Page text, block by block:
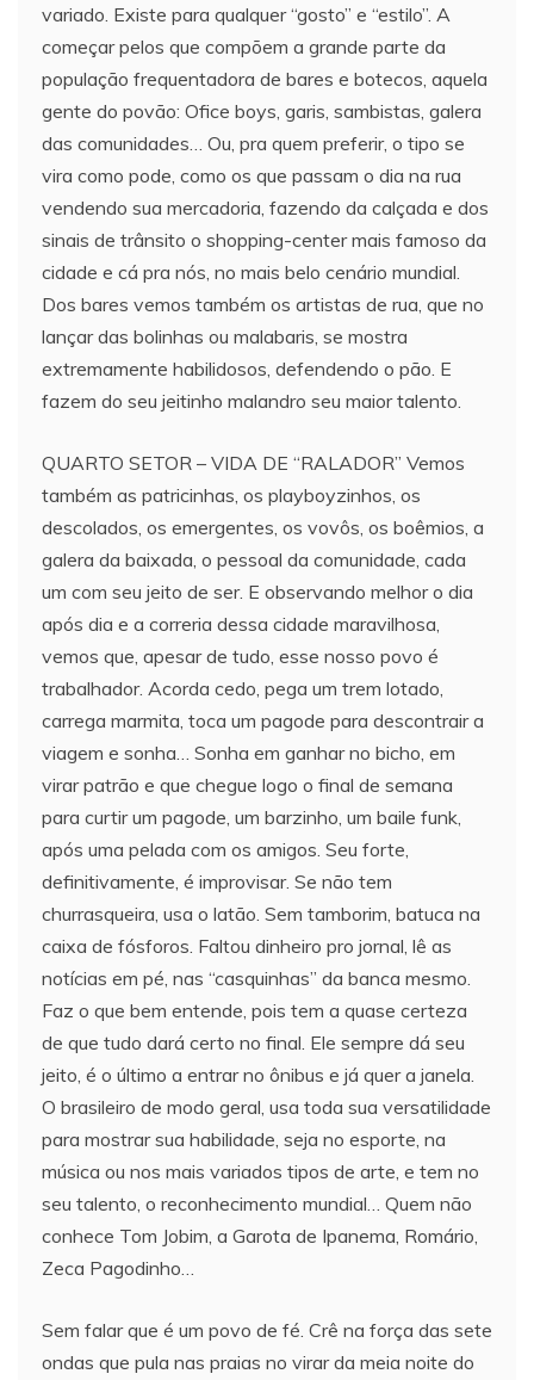
variado. Existe para qualquer “gosto” e “estilo”. A
começar pelos que compõem a grande parte da
população frequentadora de bares e botecos, aquela
gente do povão: Ofice boys, garis, sambistas, galera
das comunidades… Ou, pra quem preferir, o tipo se
vira como pode, como os que passam o dia na rua
vendendo sua mercadoria, fazendo da calçada e dos
sinais de trânsito o shopping-center mais famoso da
cidade e cá pra nós, no mais belo cenário mundial.
Dos bares vemos também os artistas de rua, que no
lançar das bolinhas ou malabaris, se mostra
extremamente habilidosos, defendendo o pão. E
fazem do seu jeitinho malandro seu maior talento.
QUARTO SETOR – VIDA DE “RALADOR” Vemos
também as patricinhas, os playboyzinhos, os
descolados, os emergentes, os vovôs, os boêmios, a
galera da baixada, o pessoal da comunidade, cada
um com seu jeito de ser. E observando melhor o dia
após dia e a correria dessa cidade maravilhosa,
vemos que, apesar de tudo, esse nosso povo é
trabalhador. Acorda cedo, pega um trem lotado,
carrega marmita, toca um pagode para descontrair a
viagem e sonha… Sonha em ganhar no bicho, em
virar patrão e que chegue logo o final de semana
para curtir um pagode, um barzinho, um baile funk,
após uma pelada com os amigos. Seu forte,
definitivamente, é improvisar. Se não tem
churrasqueira, usa o latão. Sem tamborim, batuca na
caixa de fósforos. Faltou dinheiro pro jornal, lê as
notícias em pé, nas “casquinhas” da banca mesmo.
Faz o que bem entende, pois tem a quase certeza
de que tudo dará certo no final. Ele sempre dá seu
jeito, é o último a entrar no ônibus e já quer a janela.
O brasileiro de modo geral, usa toda sua versatilidade
para mostrar sua habilidade, seja no esporte, na
música ou nos mais variados tipos de arte, e tem no
seu talento, o reconhecimento mundial… Quem não
conhece Tom Jobim, a Garota de Ipanema, Romário,
Zeca Pagodinho…
Sem falar que é um povo de fé. Crê na força das sete
ondas que pula nas praias no virar da meia noite do